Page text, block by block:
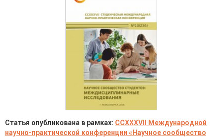
Статья опубликована в рамках: CCXXXVII Международной
научно-практической конференции «Научное сообщество